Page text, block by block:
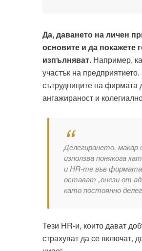
Да, даването на личен
основите и да покажете
изпълняват. Например,
участък на
сътрудниците на фирмата
ангажираност и
Делегирането, макар
използва понякога
иHR-те във
остават „онези от
като постоянно
Тези HR-и, които дават
страхуват да се включат,